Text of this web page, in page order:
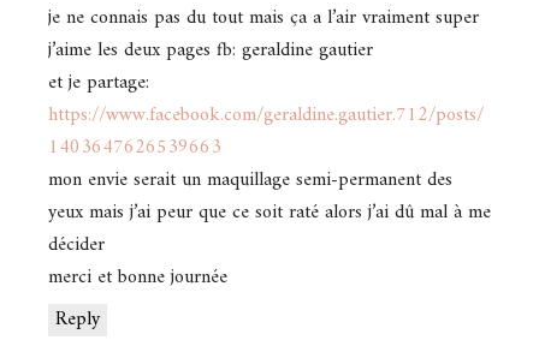
Reply
je ne connais pas du tout mais ça a l’air vraiment super
j’aime les deux pages fb: geraldine gautier
et je partage:
https://www.facebook.com/geraldine.gautier.712/posts/
1403647626539663
mon envie serait un maquillage semi-permanent des
yeux mais j’ai peur que ce soit raté alors j’ai dû mal à me
décider
merci et bonne journée